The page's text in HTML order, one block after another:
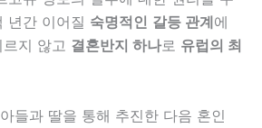
년간 이어질 숙명적인 갈등 관계에
지 않고 결혼반지 하나로 유럽의 최
들과 딸을 통해 추진한 다음 혼인